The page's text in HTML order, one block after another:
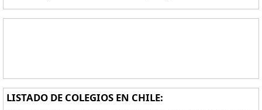
LISTADO DE COLEGIOS EN CHILE: